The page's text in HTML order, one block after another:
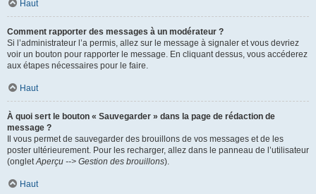
Haut
Comment rapporter des messages à un modérateur ?
Si l’administrateur l’a permis, allez sur le message à signaler et vous devriez
voir un bouton pour rapporter le message. En cliquant dessus, vous accéderez
aux étapes nécessaires pour le faire.
Haut
À quoi sert le bouton « Sauvegarder » dans la page de rédaction de
message ?
Il vous permet de sauvegarder des brouillons de vos messages et de les
poster ultérieurement. Pour les recharger, allez dans le panneau de l’utilisateur
(ongletAperçu --> Gestion des brouillons).
Haut